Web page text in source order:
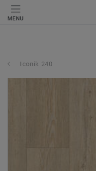
MENU
Iconik 240